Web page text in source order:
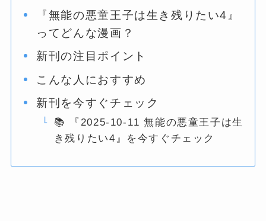
『無能の悪童王子は生き残りたい4』
ってどんな漫画？
新刊の注目ポイント
こんな人におすすめ
新刊を今すぐチェック
📚 『2025-10-11 無能の悪童王子は生
き残りたい4』を今すぐチェック